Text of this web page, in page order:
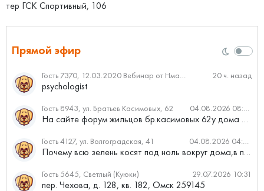
тер ГСК Спортивный, 106
Прямой эфир
Гость 7370, 12.03.2020 Вебинар от Нмаркет.ПРО: «Актуальное об ипотеке: что нужно знать» 20 ч. назад
psychologist
Гость 8943, ул. Братьев Касимовых, 62 04.08.2026 08:34
На сайте форум жильцов бр.касимовых 62у дома растут красивые...
Гость 4127, ул. Волгоградская, 41 04.08.2026 04:46
Почему всю зелень косят под ноль вокруг дома,в полисадниках....
Гость 5645, Светлый (Куюки) 29.07.2026 10:31
пер. Чехова, д. 128, кв. 182, Омск 259145